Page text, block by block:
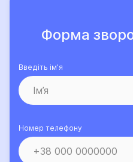
Форма
Введіть ім’я
Номер телефону